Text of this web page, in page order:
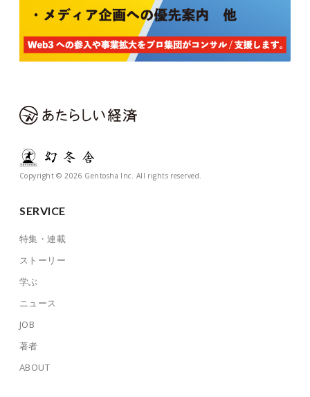
Copyright © 2026 Gentosha Inc. All rights reserved.
SERVICE
特集・連載
ストーリー
学ぶ
ニュース
JOB
著者
ABOUT